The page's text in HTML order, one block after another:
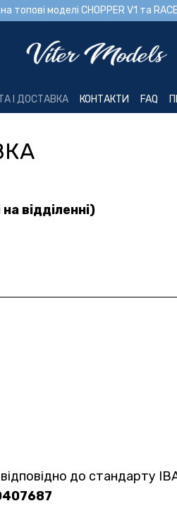
топові моделі CHOPPER V1 та
І ДОСТАВКА КОНТАКТИ FAQ
відділенні)
до стандарту